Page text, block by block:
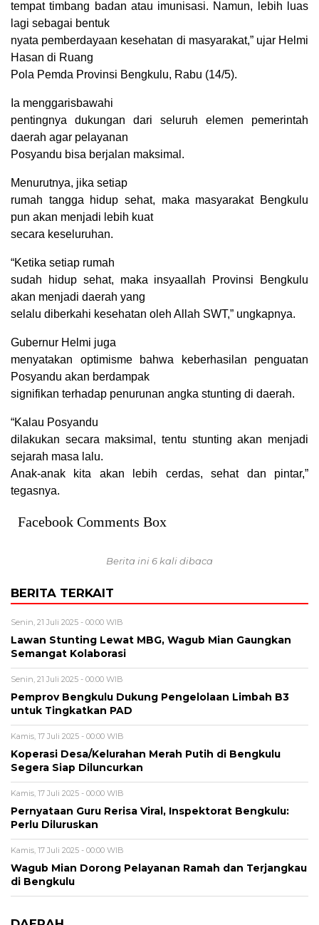
tempat timbang badan atau imunisasi. Namun, lebih luas
lagi sebagai bentuk
nyata pemberdayaan kesehatan di masyarakat,” ujar Helmi
Hasan di Ruang
Pola Pemda Provinsi Bengkulu, Rabu (14/5).
Ia menggarisbawahi
pentingnya dukungan dari seluruh elemen pemerintah
daerah agar pelayanan
Posyandu bisa berjalan maksimal.
Menurutnya, jika setiap
rumah tangga hidup sehat, maka masyarakat Bengkulu
pun akan menjadi lebih kuat
secara keseluruhan.
“Ketika setiap rumah
sudah hidup sehat, maka insyaallah Provinsi Bengkulu
akan menjadi daerah yang
selalu diberkahi kesehatan oleh Allah SWT,” ungkapnya.
Gubernur Helmi juga
menyatakan optimisme bahwa keberhasilan penguatan
Posyandu akan berdampak
signifikan terhadap penurunan angka stunting di daerah.
“Kalau Posyandu
dilakukan secara maksimal, tentu stunting akan menjadi
sejarah masa lalu.
Anak-anak kita akan lebih cerdas, sehat dan pintar,”
tegasnya.
Facebook Comments Box
Berita ini 6 kali dibaca
BERITA TERKAIT
Senin, 21 Juli 2025 - 00:00 WIB
Lawan Stunting Lewat MBG, Wagub Mian Gaungkan
Semangat Kolaborasi
Senin, 21 Juli 2025 - 00:00 WIB
Pemprov Bengkulu Dukung Pengelolaan Limbah B3
untuk Tingkatkan PAD
Kamis, 17 Juli 2025 - 00:00 WIB
Koperasi Desa/Kelurahan Merah Putih di Bengkulu
Segera Siap Diluncurkan
Kamis, 17 Juli 2025 - 00:00 WIB
Pernyataan Guru Rerisa Viral, Inspektorat Bengkulu:
Perlu Diluruskan
Kamis, 17 Juli 2025 - 00:00 WIB
Wagub Mian Dorong Pelayanan Ramah dan Terjangkau
di Bengkulu